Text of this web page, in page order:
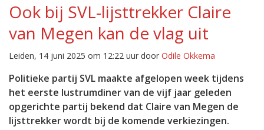
Ook bij SVL-lijsttrekker Claire
van Megen kan de vlag uit
Leiden, 14 juni 2025 om 12:22 uur door Odile Okkema
Politieke partij SVL maakte afgelopen week tijdens
het eerste lustrumdiner van de vijf jaar geleden
opgerichte partij bekend dat Claire van Megen de
lijsttrekker wordt bij de komende verkiezingen.